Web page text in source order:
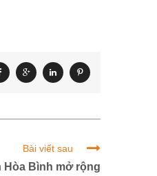
Bài viết sau
Bình mở rộng